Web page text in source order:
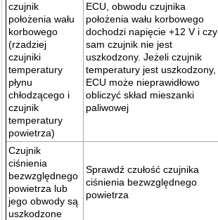
czujnik
położenia wału
korbowego
(rzadziej
czujniki
temperatury
płynu
chłodzącego i
czujnik
temperatury
powietrza)
ECU, obwodu czujnika
położenia wału korbowego
dochodzi napięcie +12 V i czy
sam czujnik nie jest
uszkodzony. Jeżeli czujnik
temperatury jest uszkodzony,
ECU może nieprawidłowo
obliczyć skład mieszanki
paliwowej
Czujnik
ciśnienia
bezwzględnego
powietrza lub
jego obwody są
uszkodzone
Sprawdź czułość czujnika
ciśnienia bezwzględnego
powietrza